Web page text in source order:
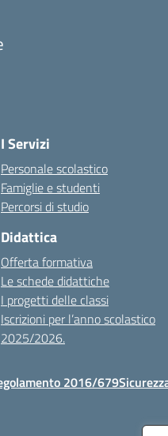
I Servizi
Personale scolastico
Famiglie e studenti
Percorsi di studio
Didattica
Offerta formativa
Le schede didattiche
I progetti delle classi
Iscrizioni per l’anno scolastico
2025/2026.
2016/679